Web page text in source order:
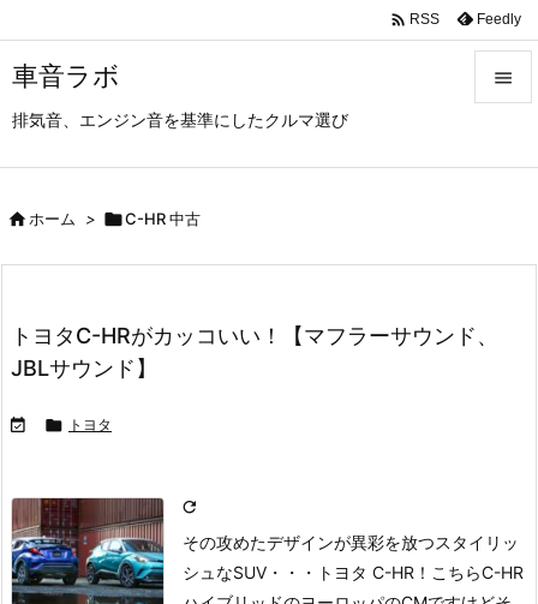
車音ラボ
排気音、エンジン音を基準にしたクルマ選び

 RSS Feedly
ホーム > C-HR 中古
トヨタC-HRがカッコいい！【マフラーサウンド、
JBLサウンド】
  トヨタ

その攻めたデザインが異彩を放つスタイリッ
シュなSUV・・・ トヨタ C-HR！ こちらC-HR